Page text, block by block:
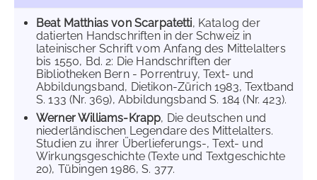
Beat Matthias von Scarpatetti, Katalog der
datierten Handschriften in der Schweiz in
lateinischer Schrift vom Anfang des Mittelalters
bis 1550, Bd. 2: Die Handschriften der
Bibliotheken Bern - Porrentruy, Text- und
Abbildungsband, Dietikon-Zürich 1983, Textband
S. 133 (Nr. 369), Abbildungsband S. 184 (Nr. 423).
Werner Williams-Krapp, Die deutschen und
niederländischen Legendare des Mittelalters.
Studien zu ihrer Überlieferungs-, Text- und
Wirkungsgeschichte (Texte und Textgeschichte
20), Tübingen 1986, S. 377.